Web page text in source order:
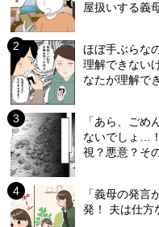
屋扱いする義
ほぼ手ぶらな
理解できない
なたが理解で
「あら、ごめ
ないでしょ…
視？悪意？そ
「義母の発
発！ 夫は仕方